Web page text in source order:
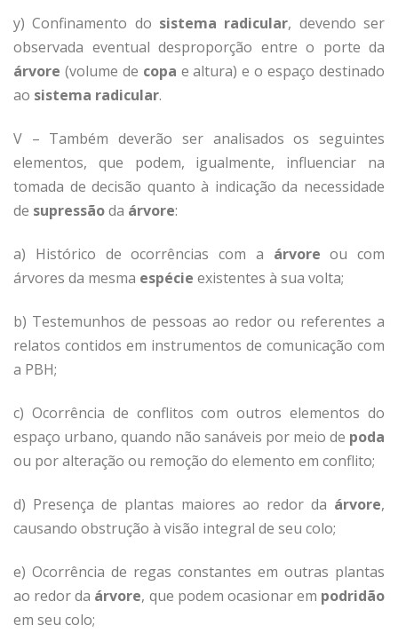
y) Confinamento do sistema radicular, devendo ser
observada eventual desproporção entre o porte da
árvore (volume de copa e altura) e o espaço destinado
ao sistema radicular.
V – Também deverão ser analisados os seguintes
elementos, que podem, igualmente, influenciar na
tomada de decisão quanto à indicação da necessidade
de supressãoda árvore:
a) Histórico de ocorrências com a árvore ou com
árvores da mesma espécie existentes à sua volta;
b) Testemunhos de pessoas ao redor ou referentes a
relatos contidos em instrumentos de comunicação com
a PBH;
c) Ocorrência de conflitos com outros elementos do
espaço urbano, quando não sanáveis por meio de poda
ou por alteração ou remoção do elemento em conflito;
d) Presença de plantas maiores ao redor da árvore,
causando obstrução à visão integral de seu colo;
e) Ocorrência de regas constantes em outras plantas
ao redor da árvore, que podem ocasionar em podridão
em seu colo;